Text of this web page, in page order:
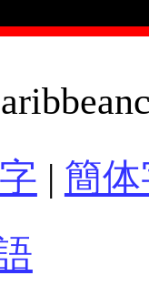
| 簡